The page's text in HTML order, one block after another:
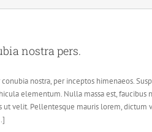
nostra pers.
nostra, per inceptos himenaeos.
elementum. Nulla massa est, faucibus
ut velit. Pellentesque mauris lorem, dictum